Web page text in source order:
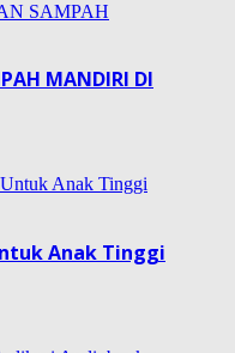
MANDIRI DI
Anak Tinggi